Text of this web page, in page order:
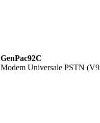
GenPac92C
Modem Universale PSTN